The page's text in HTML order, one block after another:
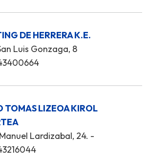
DE HERRERA K.E.
Luis Gonzaga, 8
TOMAS LIZEOA KIROL
Lardizabal, 24. -